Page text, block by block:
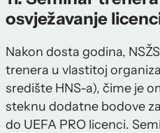
osvježavanje
Nakon dosta godina,
trenera u vlastitoj
središte HNS-a), čime je
steknu dodatne bodove
do UEFA PRO licenci.